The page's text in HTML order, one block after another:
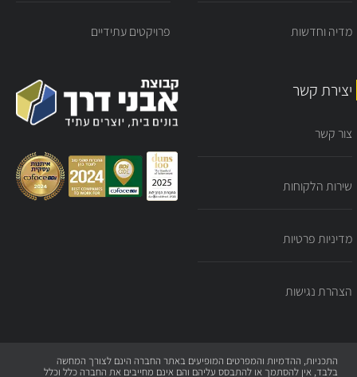
מדיה וחדשות פרויקטים עתידיים
יצירת קשר
צור קשר
שירות הלקוחות
מדיניות פרטיות
הצהרת נגישות
התכניות, ההדמיות והמפרטים המופיעים באתר החברה הינם לצורך המחשה
בלבד, אין להסתמך או להתבסס עליהם והם אינם מחייבים את החברה כלל וכלל